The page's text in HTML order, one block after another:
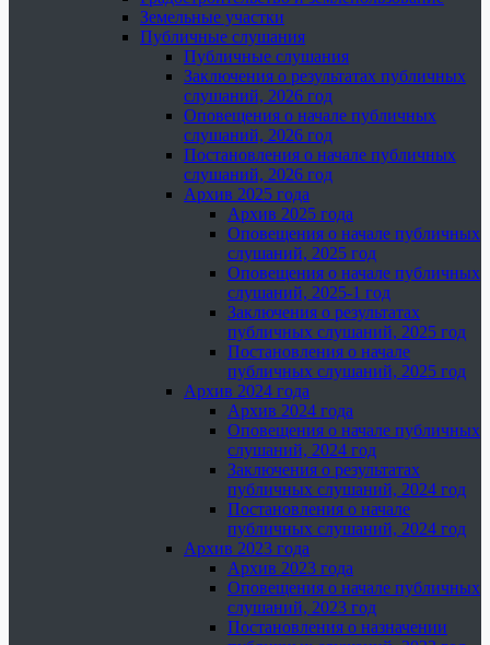
Земельные участки
Публичные слушания
Публичные слушания
Заключения о результатах публичных
слушаний, 2026 год
Оповещения о начале публичных
слушаний, 2026 год
Постановления о начале публичных
слушаний, 2026 год
Архив 2025 года
Архив 2025 года
Оповещения о начале публичных
слушаний, 2025 год
Оповещения о начале публичных
слушаний, 2025-1 год
Заключения о результатах
публичных слушаний, 2025 год
Постановления о начале
публичных слушаний, 2025 год
Архив 2024 года
Архив 2024 года
Оповещения о начале публичных
слушаний, 2024 год
Заключения о результатах
публичных слушаний, 2024 год
Постановления о начале
публичных слушаний, 2024 год
Архив 2023 года
Архив 2023 года
Оповещения о начале публичных
слушаний, 2023 год
Постановления о назначении